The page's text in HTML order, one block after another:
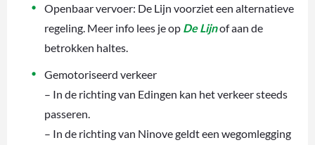
Openbaar vervoer: De Lijn voorziet een alternatieve
regeling. Meer info lees je op De Lijnof aan de
betrokken haltes.
Gemotoriseerd verkeer
– In de richting van Edingen kan het verkeer steeds
passeren.
– In de richting van Ninove geldt een wegomlegging